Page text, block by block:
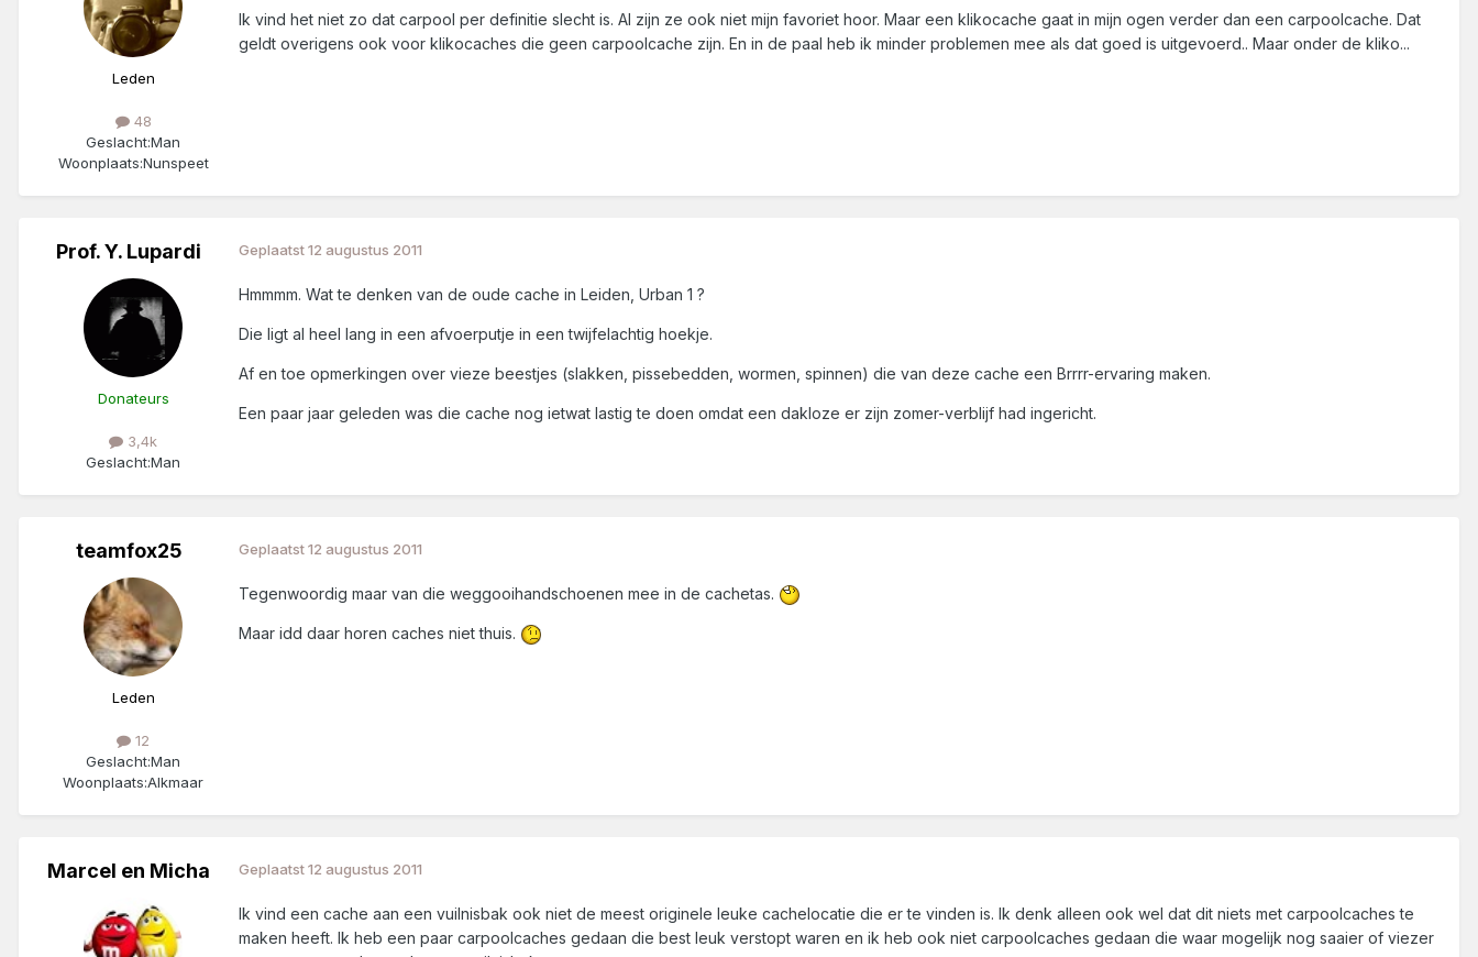
Leden
48
Geslacht:Man
Woonplaats:Nunspeet
Ik vind het niet zo dat carpool per definitie slecht is. Al zijn ze ook niet mijn favoriet hoor. Maar een klikocache gaat in mijn ogen verder dan een carpoolcache. Dat
geldt overigens ook voor klikocaches die geen carpoolcache zijn. En in de paal heb ik minder problemen mee als dat goed is uitgevoerd.. Maar onder de kliko...
Prof. Y. Lupardi
Donateurs
3,4k
Geslacht:Man
Geplaatst12 augustus 2011
Hmmmm. Wat te denken van de oude cache in Leiden, Urban 1 ?
Die ligt al heel lang in een afvoerputje in een twijfelachtig hoekje.
Af en toe opmerkingen over vieze beestjes (slakken, pissebedden, wormen, spinnen) die van deze cache een Brrrr-ervaring maken.
Een paar jaar geleden was die cache nog ietwat lastig te doen omdat een dakloze er zijn zomer-verblijf had ingericht.
teamfox25
Leden
12
Geslacht:Man
Woonplaats:Alkmaar
Geplaatst12 augustus 2011
Tegenwoordig maar van die weggooihandschoenen mee in de cachetas.
Maar idd daar horen caches niet thuis.
Marcel en Micha Geplaatst12 augustus 2011
Ik vind een cache aan een vuilnisbak ook niet de meest originele leuke cachelocatie die er te vinden is. Ik denk alleen ook wel dat dit niets met carpoolcaches te
maken heeft. Ik heb een paar carpoolcaches gedaan die best leuk verstopt waren en ik heb ook niet carpoolcaches gedaan die waar mogelijk nog saaier of viezer